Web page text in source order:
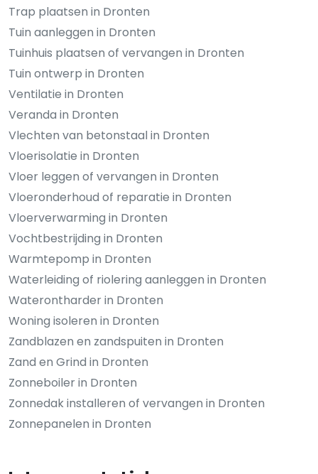
Trap plaatsen in Dronten
Tuin aanleggen in Dronten
Tuinhuis plaatsen of vervangen in Dronten
Tuin ontwerp in Dronten
Ventilatie in Dronten
Veranda in Dronten
Vlechten van betonstaal in Dronten
Vloerisolatie in Dronten
Vloer leggen of vervangen in Dronten
Vloeronderhoud of reparatie in Dronten
Vloerverwarming in Dronten
Vochtbestrijding in Dronten
Warmtepomp in Dronten
Waterleiding of riolering aanleggen in Dronten
Waterontharder in Dronten
Woning isoleren in Dronten
Zandblazen en zandspuiten in Dronten
Zand en Grind in Dronten
Zonneboiler in Dronten
Zonnedak installeren of vervangen in Dronten
Zonnepanelen in Dronten